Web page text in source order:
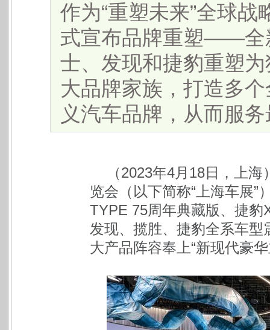
作为“重塑未来”全球
式宣布品牌重塑——全
士、发现和捷豹重塑
大品牌家族，打造多
义汽车品牌，从而服
（2023年4月18日，上
览会（以下简称“上海车展”
TYPE 75周年典藏版、捷
发现、揽胜、捷豹全系车
大产品阵容奉上“新现代豪